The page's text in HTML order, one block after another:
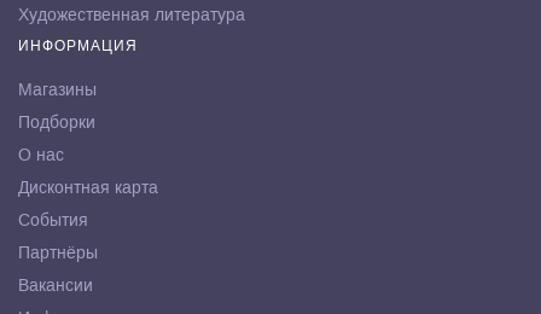
Художественная литература
ИНФОРМАЦИЯ
Магазины
Подборки
О нас
Дисконтная карта
События
Партнёры
Вакансии